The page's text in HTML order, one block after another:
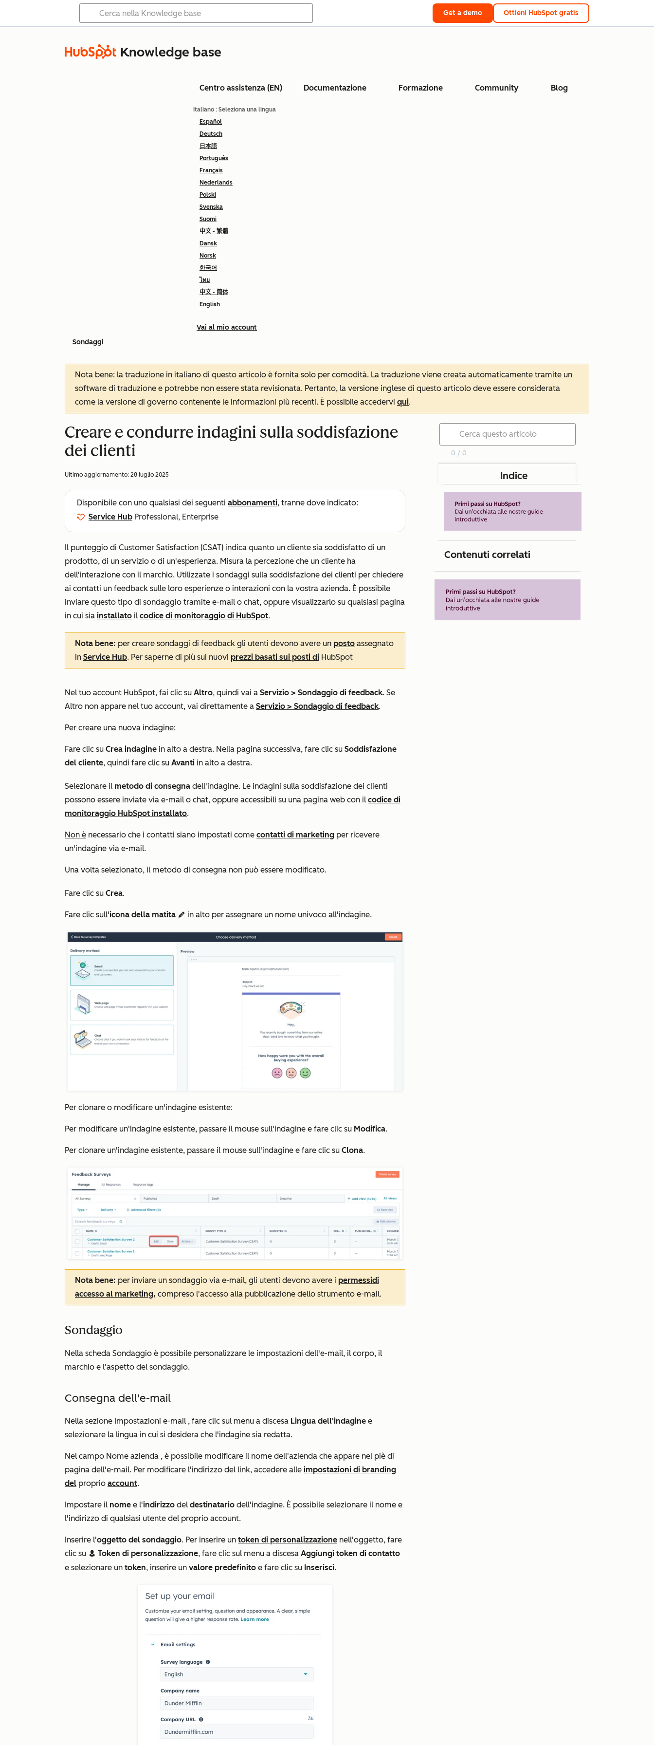
Get a demo Ottieni HubSpot gratis
Knowledge base
Centro assistenza (EN) Documentazione Formazione Community Blog
Italiano : Seleziona una lingua
Español
Deutsch
日本語
Português
Français
Nederlands
Polski
Svenska
Suomi
中文 - 繁體
Dansk
Norsk
한국어
ไทย
中文 - 简体
English
Vai al mio account
Sondaggi
Nota bene: la traduzione in italiano di questo articolo è fornita solo per comodità. La traduzione viene creata automaticamente tramite un
software di traduzione e potrebbe non essere stata revisionata. Pertanto, la versione inglese di questo articolo deve essere considerata
come la versione di governo contenente le informazioni più recenti. È possibile accedervi qui.
Creare e condurre indagini sulla soddisfazione
dei clienti
Ultimo aggiornamento: 28 luglio 2025
Disponibile con uno qualsiasi dei seguenti abbonamenti, tranne dove indicato:
Service Hub Professional, Enterprise
Il punteggio di Customer Satisfaction (CSAT) indica quanto un cliente sia soddisfatto di un
prodotto, di un servizio o di un'esperienza. Misura la percezione che un cliente ha
dell'interazione con il marchio. Utilizzate i sondaggi sulla soddisfazione dei clienti per chiedere
ai contatti un feedback sulle loro esperienze o interazioni con la vostra azienda. È possibile
inviare questo tipo di sondaggio tramite e-mail o chat, oppure visualizzarlo su qualsiasi pagina
in cui sia installato il codice di monitoraggio di HubSpot.
Nota bene: per creare sondaggi di feedback gli utenti devono avere un posto assegnato
in Service Hub. Per saperne di più sui nuovi prezzi basati sui posti di HubSpot
Nel tuo account HubSpot, fai clic su Altro, quindi vai a Servizio > Sondaggio di feedback. Se
Altro non appare nel tuo account, vai direttamente a Servizio > Sondaggio di feedback.
Per creare una nuova indagine:
Fare clic su Crea indagine in alto a destra. Nella pagina successiva, fare clic su Soddisfazione
del cliente, quindi fare clic su Avanti in alto a destra.
Selezionare il metodo di consegna dell'indagine. Le indagini sulla soddisfazione dei clienti
possono essere inviate via e-mail o chat, oppure accessibili su una pagina web con il codice di
monitoraggio HubSpot installato.
Non è necessario che i contatti siano impostati come contatti di marketing per ricevere
un'indagine via e-mail.
Una volta selezionato, il metodo di consegna non può essere modificato.
Fare clic su Crea.
Fare clic sull'icona della matita edit in alto per assegnare un nome univoco all'indagine.
Per clonare o modificare un'indagine esistente:
Per modificare un'indagine esistente, passare il mouse sull'indagine e fare clic su Modifica.
Per clonare un'indagine esistente, passare il mouse sull'indagine e fare clic su Clona.
Nota bene: per inviare un sondaggio via e-mail, gli utenti devono avere i permessidi
accesso al marketing, compreso l'accesso alla pubblicazione dello strumento e-mail.
Sondaggio
Nella scheda Sondaggio è possibile personalizzare le impostazioni dell'e-mail, il corpo, il
marchio e l'aspetto del sondaggio.
Consegna dell'e-mail
Nella sezione Impostazioni e-mail , fare clic sul menu a discesa Lingua dell'indagine e
selezionare la lingua in cui si desidera che l'indagine sia redatta.
Nel campo Nome azienda , è possibile modificare il nome dell'azienda che appare nel piè di
pagina dell'e-mail. Per modificare l'indirizzo del link, accedere alle impostazioni di branding
del proprio account.
Impostare il nome e l'indirizzo del destinatario dell'indagine. È possibile selezionare il nome e
l'indirizzo di qualsiasi utente del proprio account.
Inserire l'oggetto del sondaggio. Per inserire un token di personalizzazione nell'oggetto, fare
clic su contacts Token di personalizzazione, fare clic sul menu a discesa Aggiungi token di contatto
e selezionare un token, inserire un valore predefinito e fare clic su Inserisci.
0 / 0
Indice
Contenuti correlati